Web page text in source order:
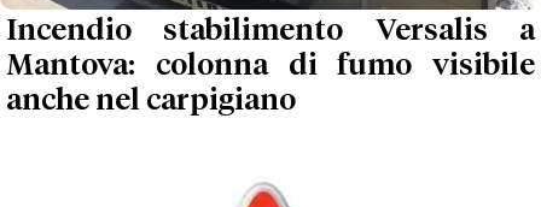
Incendio stabilimento Versalis a
Mantova: colonna di fumo visibile
anche nel carpigiano